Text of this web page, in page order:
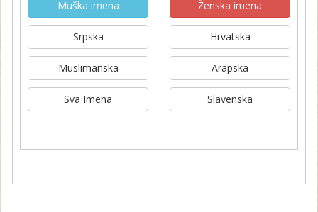
Muška imena Ženska imena
Srpska Hrvatska
Muslimanska Arapska
Sva Imena Slavenska